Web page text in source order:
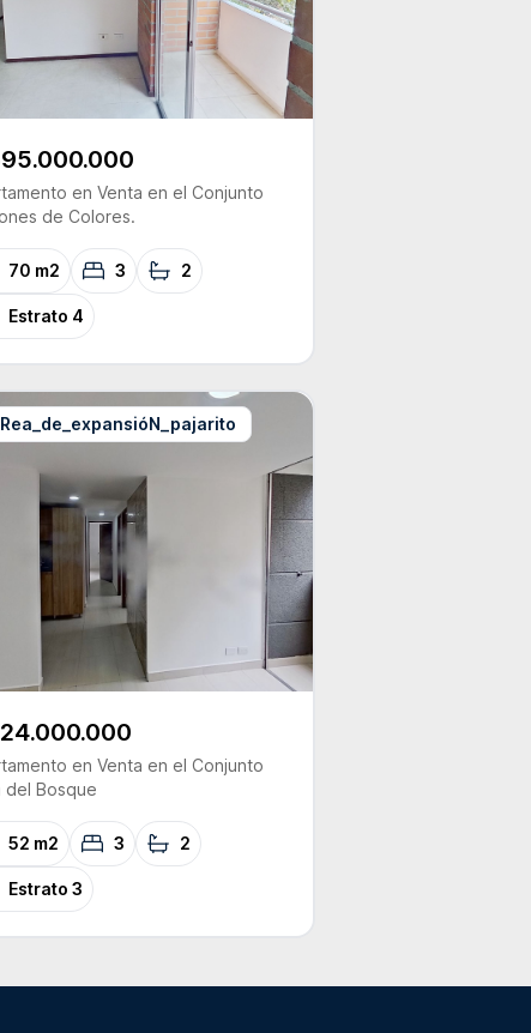
en Venta en el Conjunto
de Colores.
70 m2 3 2
Estrato 4
en Venta en el Conjunto
del Bosque
52 m2 3 2
Estrato3